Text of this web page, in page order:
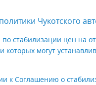
Чукотского
стабилизации цен на
которых могут
к Соглашению о